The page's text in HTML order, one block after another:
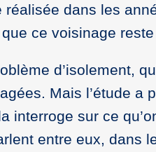
réalisée dans les
que ce voisinage
d’isolement,
Mais l’étude a
interroge sur ce
entre eux, dans